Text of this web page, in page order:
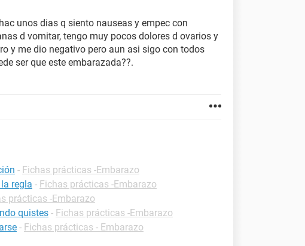
unos dias q siento nauseas y empec con
d vomitar, tengo muy pocos dolores d ovarios y
y me dio negativo pero aun asi sigo con todos
ser que este embarazada??.
- Fichas prácticas -Embarazo
regla - Fichas prácticas -Embarazo
prácticas -Embarazo
quistes - Fichas prácticas -Embarazo
- Fichas prácticas - Embarazo